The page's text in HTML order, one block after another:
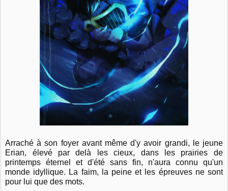
Arraché à son foyer avant même d'y avoir grandi, le jeune
Erian, élevé par delà les cieux, dans les prairies de
printemps éternel et d'été sans fin, n'aura connu qu'un
monde idyllique. La faim, la peine et les épreuves ne sont
pour lui que des mots.